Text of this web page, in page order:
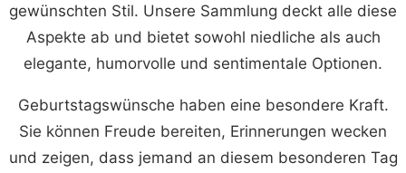
gewünschten Stil. Unsere Sammlung deckt alle diese
Aspekte ab und bietet sowohl niedliche als auch
elegante, humorvolle und sentimentale Optionen.
Geburtstagswünsche haben eine besondere Kraft.
Sie können Freude bereiten, Erinnerungen wecken
und zeigen, dass jemand an diesem besonderen Tag